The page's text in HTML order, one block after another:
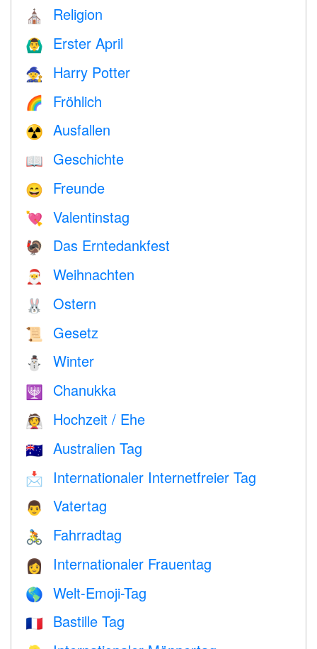
⛪️ Religion
🙆‍♂️ Erster April
🧙 Harry Potter
🌈 Fröhlich
☢️ Ausfallen
📖 Geschichte
😄 Freunde
💘 Valentinstag
🦃 Das Erntedankfest
🎅 Weihnachten
🐰 Ostern
📜 Gesetz
⛄ Winter
🕎 Chanukka
👰 Hochzeit / Ehe
🇦🇺 Australien Tag
📩 Internationaler Internetfreier Tag
👨 Vatertag
🚴 Fahrradtag
👩 Internationaler Frauentag
🌎 Welt-Emoji-Tag
🇫🇷 Bastille Tag